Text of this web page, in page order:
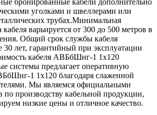
уголками и швеллерами или
трубах.Минимальная
кабеля варьируется от 300 до 500 метров в
Общий срок службы кабеля
30 лет, гарантийный при эксплуатации
кабеля АВБбШнг-1 1х120
системы предлагает оперативную
1 1х120 благодаря слаженной
Мы являемся официальными
по производству кабельной продукции,
низкие цены и отличное качество.